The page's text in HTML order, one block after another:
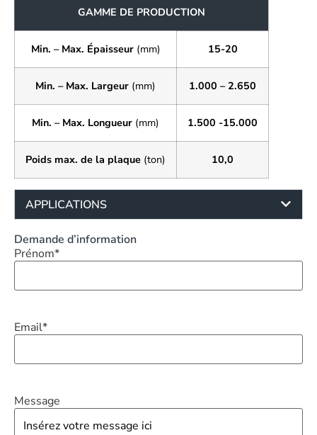
GAMME DE PRODUCTION
Min. – Max. Épaisseur(mm) 15-20
Min. – Max. Largeur (mm) 1.000 – 2.650
Min. – Max. Longueur (mm) 1.500 -15.000
Poids max. de la plaque (ton) 10,0
APPLICATIONS
Demande d’information
Prénom*
Email*
Message